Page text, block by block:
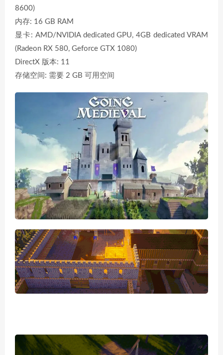
8600)
内存: 16 GB RAM
显卡: AMD/NVIDIA dedicated GPU, 4GB dedicated VRAM
(Radeon RX 580, Geforce GTX 1080)
DirectX 版本: 11
存储空间: 需要 2 GB 可用空间